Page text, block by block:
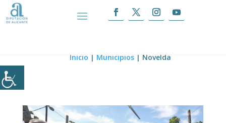
Inicio | Municipios | Novelda